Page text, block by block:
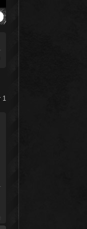
1